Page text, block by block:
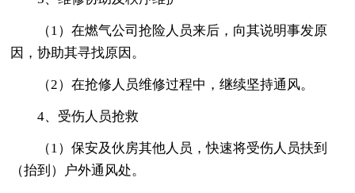
（1）在燃气公司抢险人员来后，向其说明事发原
因，协助其寻找原因。
（2）在抢修人员维修过程中，继续坚持通风。
4、受伤人员抢救
（1）保安及伙房其他人员，快速将受伤人员扶到
（抬到）户外通风处。